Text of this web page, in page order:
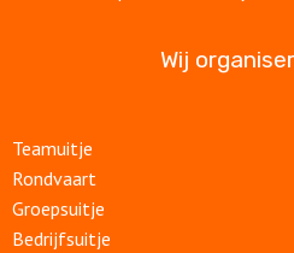
Wij
Teamuitje
Rondvaart
Groepsuitje
Bedrijfsuitje